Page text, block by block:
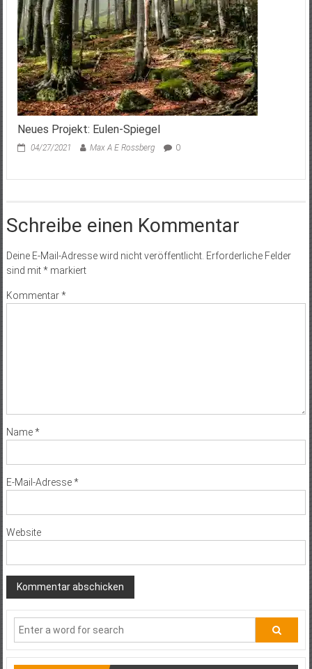
Neues Projekt: Eulen-Spiegel
04/27/2021 Max A E Rossberg 0
Schreibe einen Kommentar
Deine E-Mail-Adresse wird nicht veröffentlicht. Erforderliche Felder
sind mit*markiert
Kommentar*
Name*
E-Mail-Adresse*
Website